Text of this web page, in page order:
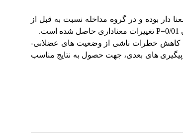
دار بوده و در گروه مداخله نسبت به قبل از
0/01
P= تغییرات معناداری حاصل شده است.
کاهش خطرات ناشی از وضعیت های عضلانی-
های بعدی، جهت حصول به نتایج مناسب